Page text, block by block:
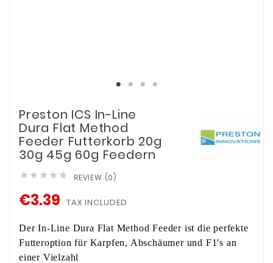
Preston ICS In-Line
Dura Flat Method
Feeder Futterkorb 20g
30g 45g 60g Feedern
     REVIEW (0)
€3.39 TAX INCLUDED
Der In-Line Dura Flat Method Feeder ist die perfekte
Futteroption für Karpfen, Abschäumer und F1's an
einer Vielzahl